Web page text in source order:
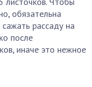
обязательна
рассаду на
после
иначе это нежное